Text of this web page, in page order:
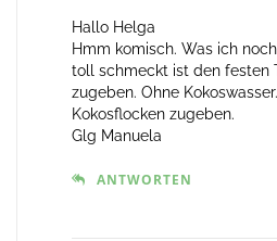
Hallo Helga
Hmm komisch. Was ich
toll schmeckt ist den festen
zugeben. Ohne
Kokosflocken zugeben.
Glg Manuela
ANTWORTEN